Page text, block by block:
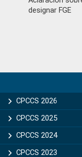
designar FGE
Sidebar
CPCCS 2026
CPCCS 2025
CPCCS 2024
CPCCS 2023